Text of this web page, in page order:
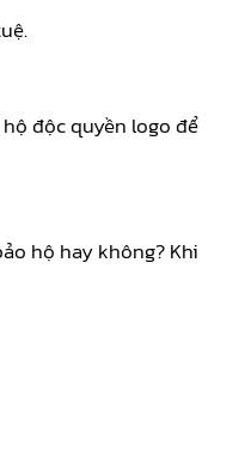
độc quyền logo để
hộ hay không? Khi